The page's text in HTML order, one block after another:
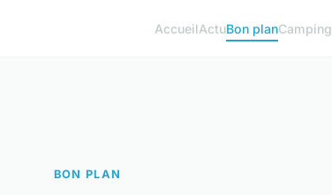
AccueilActuBon planCamping
BON PLAN